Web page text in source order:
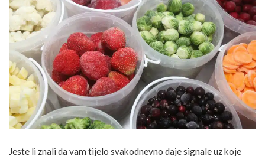
Jeste li znali da vam tijelo svakodnevno daje signale uz koje